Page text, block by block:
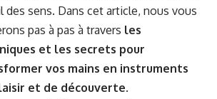
des sens. Dans cet article, nous vous
pas à pas à travers les
et les secrets pour
vos mains en instruments
et de découverte.